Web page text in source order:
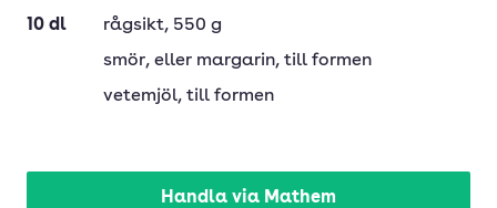
10 dl rågsikt, 550 g
smör, eller margarin, till formen
vetemjöl, till formen
Handla via Mathem